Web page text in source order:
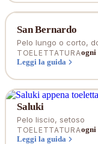
San Bernardo
Pelo lungo o corto,
TOELETTATURAogni
Leggi la guida
Saluki
Pelo liscio, setoso
TOELETTATURAogni
Leggi la guida